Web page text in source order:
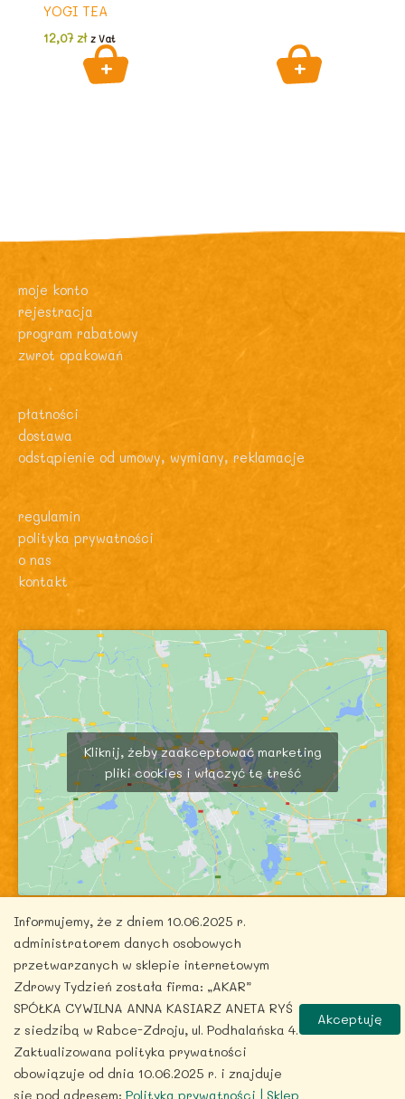
YOGI TEA
12,07zł z Vat
moje konto
rejestracja
program rabatowy
zwrot opakowań
płatności
dostawa
odstąpienie od umowy, wymiany, reklamacje
regulamin
polityka prywatności
o nas
kontakt
Kliknij, żeby zaakceptować marketing
pliki cookies i włączyć tę treść
Copyright © 2026 zdrowytydzien.pl | Powered by
ITentego.pl
Informujemy, że z dniem 10.06.2025 r.
administratorem danych osobowych
przetwarzanych w sklepie internetowym
Zdrowy Tydzień została firma: „AKAR”
SPÓŁKA CYWILNA ANNA KASIARZ ANETA RYŚ
z siedzibą w Rabce-Zdroju, ul. Podhalańska 4.
Zaktualizowana polityka prywatności
obowiązuje od dnia 10.06.2025 r. i znajduje
się pod adresem: Polityka prywatności | Sklep
Akceptuję